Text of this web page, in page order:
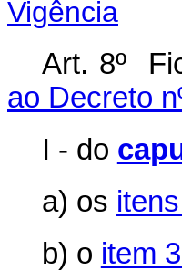
Vigência
Art. 8º
ao Decreto
I - do
a) os
b) o item